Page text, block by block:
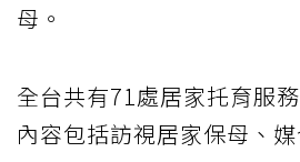
母。
全台共有71處居家托育服
內容包括訪視居家保母、